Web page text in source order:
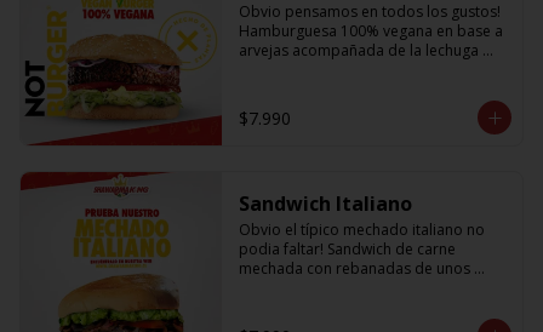
Obvio pensamos en todos los gustos!
Hamburguesa 100% vegana en base a
arvejas acompañada de la lechuga
toque crujiente y Not Mayo
$7.990
Sandwich Italiano
Obvio el típico mechado italiano no
podia faltar! Sandwich de carne
mechada con rebanadas de unos
que probaras y para darle el toque